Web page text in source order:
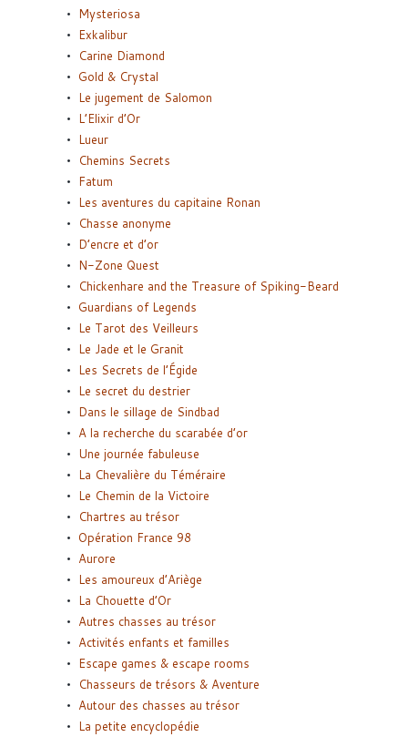
Mysteriosa
Exkalibur
Carine Diamond
Gold & Crystal
Le jugement de Salomon
L’Elixir d’Or
Lueur
Chemins Secrets
Fatum
Les aventures du capitaine Ronan
Chasse anonyme
D’encre et d’or
N-Zone Quest
Chickenhare and the Treasure of Spiking-Beard
Guardians of Legends
Le Tarot des Veilleurs
Le Jade et le Granit
Les Secrets de l’Égide
Le secret du destrier
Dans le sillage de Sindbad
A la recherche du scarabée d’or
Une journée fabuleuse
La Chevalière du Téméraire
Le Chemin de la Victoire
Chartres au trésor
Opération France 98
Aurore
Les amoureux d’Ariège
La Chouette d’Or
Autres chasses au trésor
Activités enfants et familles
Escape games & escape rooms
Chasseurs de trésors & Aventure
Autour des chasses au trésor
La petite encyclopédie